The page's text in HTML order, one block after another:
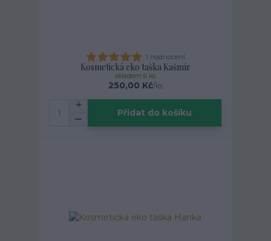
1 hodnocení
Kosmetická eko taška Kašmír
250,00 Kč/ks
skladem 6 ks
Přidat do košíku